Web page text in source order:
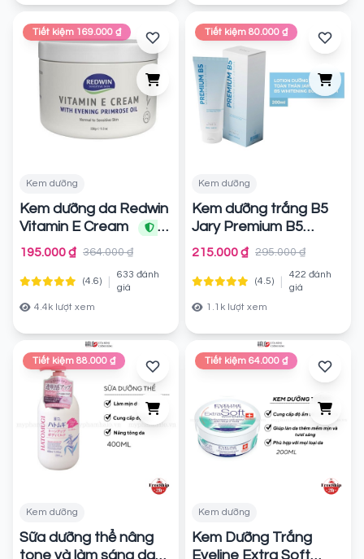
Tiết kiệm 169.000 ₫
Kem dưỡng
Kem dưỡng da Redwin
Vitamin E Cream
Chính hãng
195.000 ₫ 364.000 ₫
(4.6)
633 đánh
giá
4.4k lượt xem
Tiết kiệm 80.000 ₫
Kem dưỡng
Kem dưỡng trắng B5
Jary Premium B5
Whitening Body Lotion
215.000 ₫ 295.000 ₫
(4.5)
422 đánh
giá
1.1k lượt xem
Tiết kiệm 88.000 ₫
Kem dưỡng
Sữa dưỡng thể nâng
tone và làm sáng da
Tiết kiệm 64.000 ₫
Kem dưỡng
Kem Dưỡng Trắng
Eveline Extra Soft